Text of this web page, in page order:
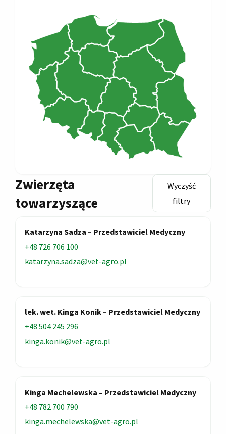
Zwierzęta
towarzyszące
Wyczyść
filtry
Katarzyna Sadza – Przedstawiciel Medyczny
+48 726 706 100
katarzyna.sadza@vet-agro.pl
lek. wet. Kinga Konik – Przedstawiciel Medyczny
+48 504 245 296
kinga.konik@vet-agro.pl
Kinga Mechelewska – Przedstawiciel Medyczny
+48 782 700 790
kinga.mechelewska@vet-agro.pl